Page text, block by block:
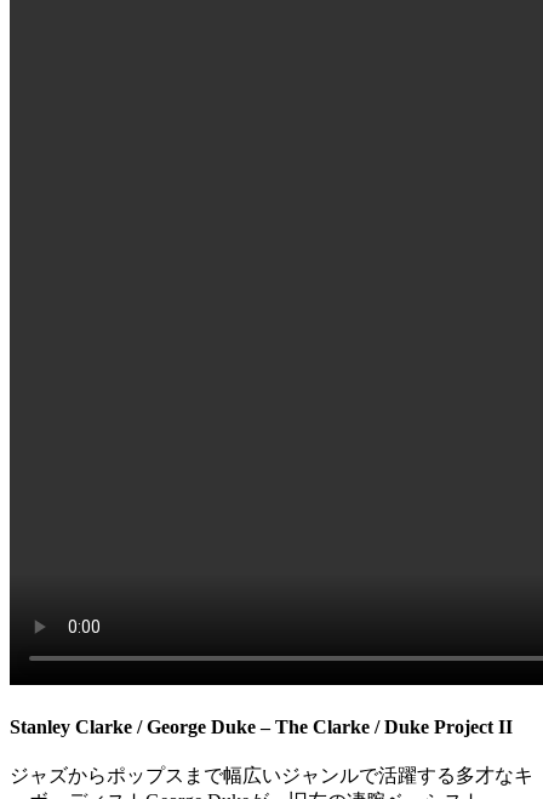
Stanley Clarke / George Duke – The Clarke / Duke Project II
ジャズからポップスまで幅広いジャンルで活躍する多才なキ